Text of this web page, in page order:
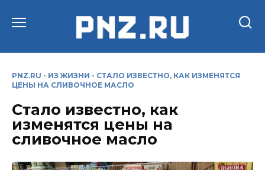
PNZ.RU - ИЗ ЖИЗНИ - СТАЛО ИЗВЕСТНО, КАК ИЗМЕНЯТСЯ
ЦЕНЫ НА СЛИВОЧНОЕ МАСЛО
Стало известно, как
изменятся цены на
сливочное масло